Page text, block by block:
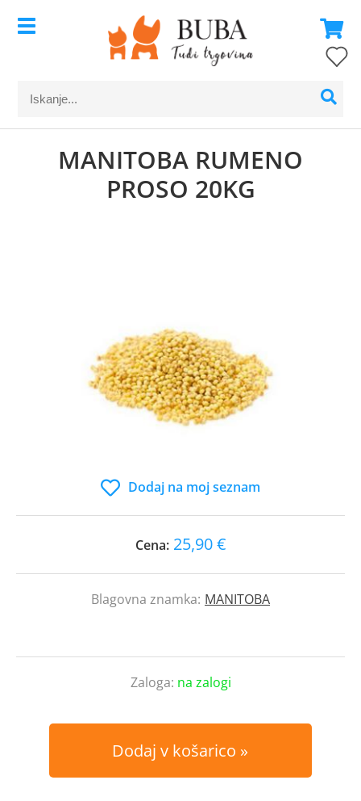
MANITOBA RUMENO
PROSO 20KG
Dodaj na moj seznam
Cena: 25,90 €
Blagovna znamka: MANITOBA
Zaloga: na zalogi
Dodaj v košarico